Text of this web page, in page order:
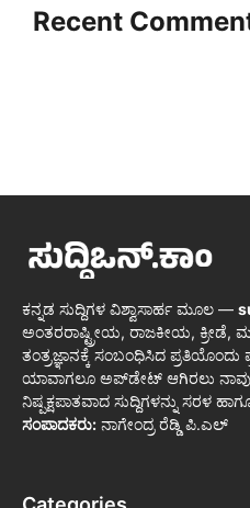
Recent
ಕನ್ನಡ ಸುದ್ದಿಗಳ ವಿಶ್ವಾಸಾರ್ಹ ಮೂಲ —
ಅಂತರರಾಷ್ಟ್ರೀಯ, ರಾಜಕೀಯ, ಕ್ರೀಡೆ,
ತಂತ್ರಜ್ಞಾನಕ್ಕೆ ಸಂಬಂಧಿಸಿದ
ಯಾವಾಗಲೂ ಅಪ್‌ಡೇಟ್ ಆಗಿರಲು ನಾವು
ನಿಷ್ಪಕ್ಷಪಾತವಾದ ಸುದ್ದಿಗಳನ್ನು ಸರಳ
ಸಂಪಾದಕರು: ನಾಗೇಂದ್ರ ರೆಡ್ಡಿ ಪಿ.ಎಲ್